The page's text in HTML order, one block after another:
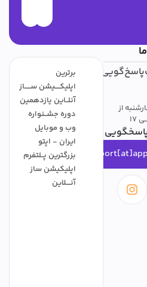
از
برترین
اپلیکــــیشن ســـــاز
آنلــاین یازدهمین
دوره جشــنواره
وب و موبایل
ایران - اپتو
بزرگترین پــلتفرم
اپلیکیشن ساز
آنــــلاین